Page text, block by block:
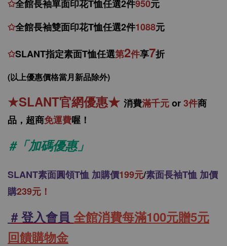
✩全館長袖單面印花T恤任選2件950元
✩全館長袖雙面印花T恤任選2件1088元
✩SLANT指定素面T恤任選第2件享7折
(以上優惠價格當月新品除外)
★SLANT官網優惠★ 消費滿千元or3件商
品， 超商免運費喔！
#「加碼優惠」
SLANT素面圓領T恤 加購價199元/素面長袖T恤 加價
購239元！
# 登入會員 全館消費每滿100元贈5元
回饋購物金